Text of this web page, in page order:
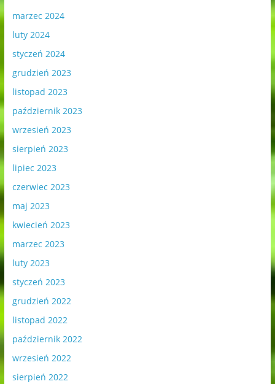
marzec 2024
luty 2024
styczeń 2024
grudzień 2023
listopad 2023
październik 2023
wrzesień 2023
sierpień 2023
lipiec 2023
czerwiec 2023
maj 2023
kwiecień 2023
marzec 2023
luty 2023
styczeń 2023
grudzień 2022
listopad 2022
październik 2022
wrzesień 2022
sierpień 2022